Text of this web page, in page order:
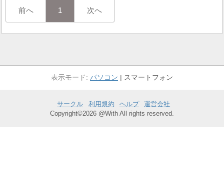
前へ 1 次へ
パソコン スマートフォン
サークル 利用規約 ヘルプ
運営会社
Copyright©2026 @With All rights reserved.